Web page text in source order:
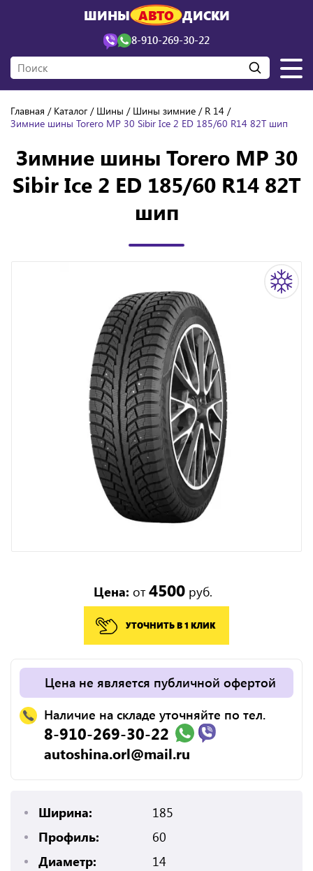
ШИНЫ АВТО ДИСКИ
8-910-269-30-22
Главная Каталог Шины Шины зимние
R 14
Зимние шины Torero MP 30 Sibir Ice 2 ED 185/60 R14 82T шип
Зимние шины Torero MP 30
Sibir Ice 2 ED 185/60 R14 82T
шип
Цена: от4500 руб.
УТОЧНИТЬ В 1 КЛИК
Цена не является публичной офертой
Наличие на складе уточняйте по тел.
8-910-269-30-22
autoshina.orl@mail.ru
Ширина:
185
Профиль:
60
Диаметр:
14